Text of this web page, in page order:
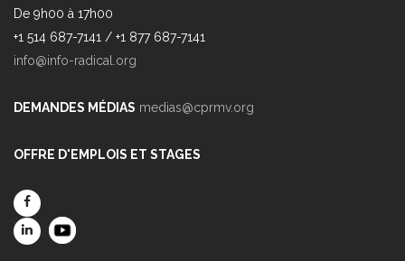
De 9h00 à 17h00
+1 514 687-7141 / +1 877 687-7141
info@info-radical.org
DEMANDES MÉDIAS medias@cprmv.org
OFFRE D'EMPLOIS ET STAGES